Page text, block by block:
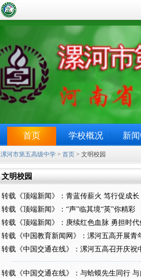
首页 学校概况 新
漯河市第五高级中学 > 首页 > 文明校园
文明校园
转载《顶端新闻》：青蓝传薪火 笃行促成长
转载《顶端新闻》：“声”临其境“英”你精彩
转载《顶端新闻》：庚续红色血脉 勇担时代
转载《中国教育新闻网》：漯河五高开展青
转载《中国交通在线》：漯河五高召开庆祝
转载《中国交通在线》：与蛤蟆先生同行